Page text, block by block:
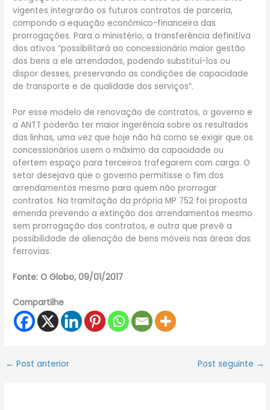
vigentes integrarão os futuros contratos de parceria,
compondo a equação econômico-financeira das
prorrogações. Para o ministério, a transferência definitiva
dos ativos “possibilitará ao concessionário maior gestão
dos bens a ele arrendados, podendo substituí-los ou
dispor desses, preservando as condições de capacidade
de transporte e de qualidade dos serviços”.
Por esse modelo de renovação de contratos, o governo e
a ANTT poderão ter maior ingerência sobre os resultados
das linhas, uma vez que hoje não há como se exigir que os
concessionários usem o máximo da capacidade ou
ofertem espaço para terceiros trafegarem com carga. O
setor desejava que o governo permitisse o fim dos
arrendamentos mesmo para quem não prorrogar
contratos. Na tramitação da própria MP 752 foi proposta
emenda prevendo a extinção dos arrendamentos mesmo
sem prorrogação dos contratos, e outra que prevê a
possibilidade de alienação de bens móveis nas áreas das
ferrovias.
Fonte: O Globo, 09/01/2017
Compartilhe
← Post anterior Post seguinte →